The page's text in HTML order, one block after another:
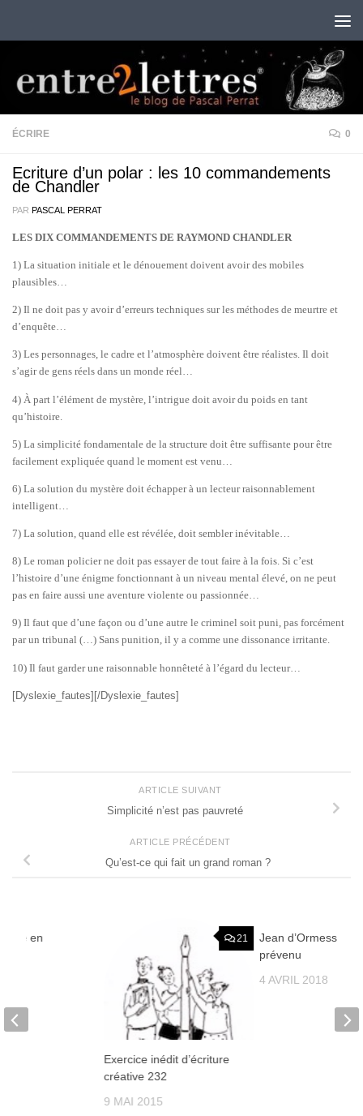
ÉCRIRE 0
Ecriture d’un polar : les 10 commandements
de Chandler
PAR PASCAL PERRAT
LES DIX COMMANDEMENTS DE RAYMOND CHANDLER
1) La situation initiale et le dénouement doivent avoir des mobiles
plausibles…
2) Il ne doit pas y avoir d’erreurs techniques sur les méthodes de meurtre et
d’enquête…
3) Les personnages, le cadre et l’atmosphère doivent être réalistes. Il doit
s’agir de gens réels dans un monde réel…
4) À part l’élément de mystère, l’intrigue doit avoir du poids en tant
qu’histoire.
5) La simplicité fondamentale de la structure doit être suffisante pour être
facilement expliquée quand le moment est venu…
6) La solution du mystère doit échapper à un lecteur raisonnablement
intelligent…
7) La solution, quand elle est révélée, doit sembler inévitable…
8) Le roman policier ne doit pas essayer de tout faire à la fois. Si c’est
l’histoire d’une énigme fonctionnant à un niveau mental élevé, on ne peut
pas en faire aussi une aventure violente ou passionnée…
9) Il faut que d’une façon ou d’une autre le criminel soit puni, pas forcément
par un tribunal (…) Sans punition, il y a comme une dissonance irritante.
10) Il faut garder une raisonnable honnêteté à l’égard du lecteur…
[Dyslexie_fautes][/Dyslexie_fautes]
ARTICLE SUIVANT
Simplicité n’est pas pauvreté
ARTICLE PRÉCÉDENT
Qu’est-ce qui fait un grand roman ?
21
Exercice inédit d’écriture
créative 232
9 MAI 2015
Jean d’Ormesson
prévenu
4 AVRIL 2018
en